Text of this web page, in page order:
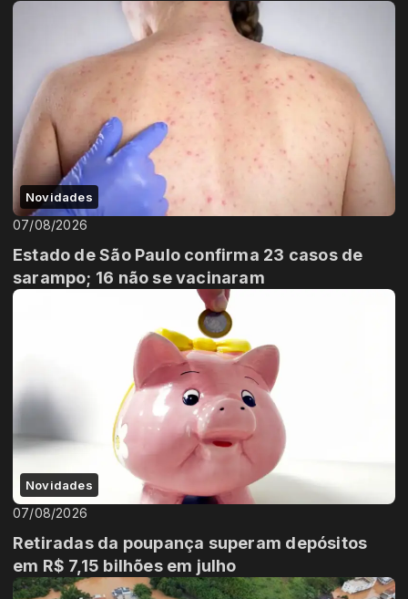
Novidades
07/08/2026
Estado de São Paulo confirma 23 casos de
sarampo; 16 não se vacinaram
Novidades
07/08/2026
Retiradas da poupança superam depósitos
em R$ 7,15 bilhões em julho